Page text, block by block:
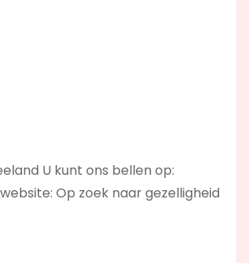
U kunt ons bellen op:
Op zoek naar gezelligheid